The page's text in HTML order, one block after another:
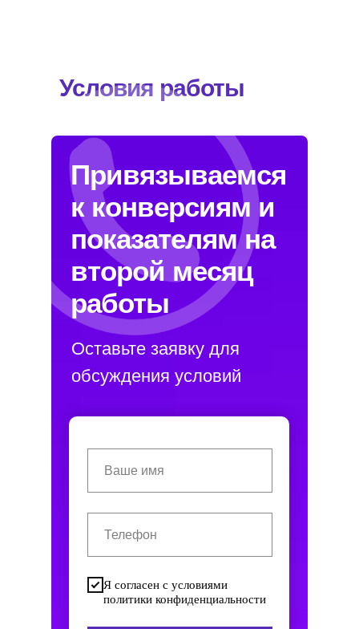
Привязываемся
к конверсиям и
показателям на
второй месяц
работы
Я согласен с условиями
политики конфиденциальности
Оставьте заявку для
обсуждения условий
Условия работы